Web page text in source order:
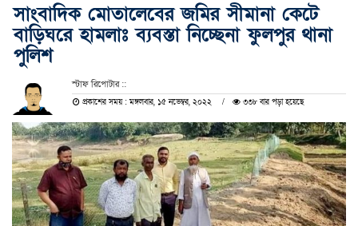
সাংবাদিক মোতালেবের জমির সীমানা কেটে
বাড়িঘরে হামলাঃ ব্যবস্তা নিচ্ছেনা ফুলপুর থানা
পুলিশ
স্টাফ রিপোটার ::
প্রকাশের সময় : মঙ্গলবার, ১৫ নভেম্বর, ২০২২ ৩৩৮ বার পড়া হয়েছে